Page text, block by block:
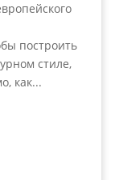
построить
стиле,
как...